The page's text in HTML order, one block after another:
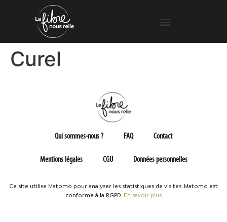
Curel
Qui sommes-nous ? FAQ Contact
Mentions légales CGU Données personnelles
Ce site utilise Matomo pour analyser les statistiques de visites. Matomo est
conforme à la RGPD. En savoir plus